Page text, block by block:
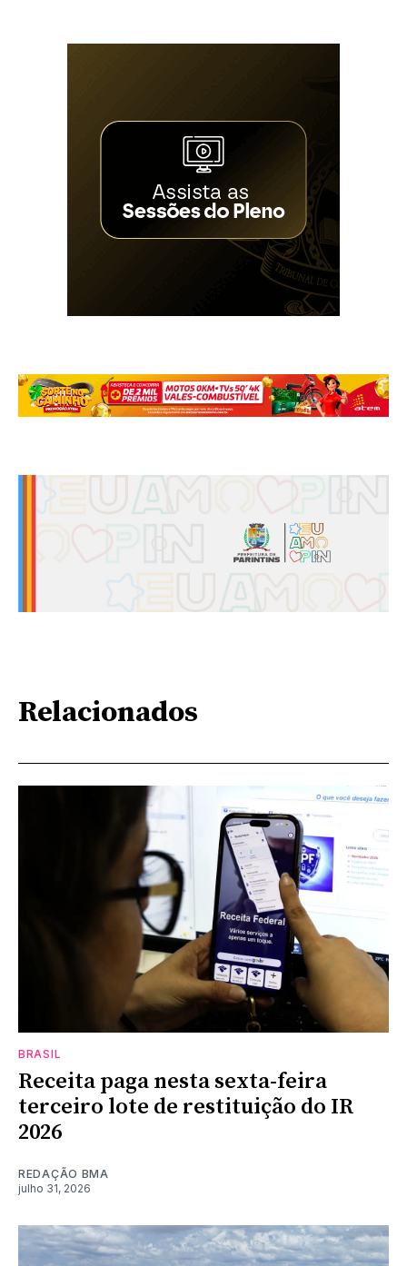
Relacionados
BRASIL
Receita paga nesta sexta-feira
terceiro lote de restituição do IR
2026
REDAÇÃO BMA
julho 31, 2026